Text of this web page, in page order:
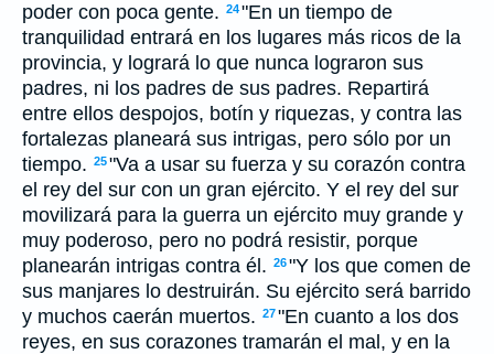
poder con poca gente. 24"En un tiempo de
tranquilidad entrará en los lugares más ricos de la
provincia, y logrará lo que nunca lograron sus
padres, ni los padres de sus padres. Repartirá
entre ellos despojos, botín y riquezas, y contra las
fortalezas planeará sus intrigas, pero sólo por un
tiempo. 25"Va a usar su fuerza y su corazón contra
el rey del sur con un gran ejército. Y el rey del sur
movilizará para la guerra un ejército muy grande y
muy poderoso, pero no podrá resistir, porque
planearán intrigas contra él. 26"Y los que comen de
sus manjares lo destruirán. Su ejército será barrido
y muchos caerán muertos. 27"En cuanto a los dos
reyes, en sus corazones tramarán el mal, y en la